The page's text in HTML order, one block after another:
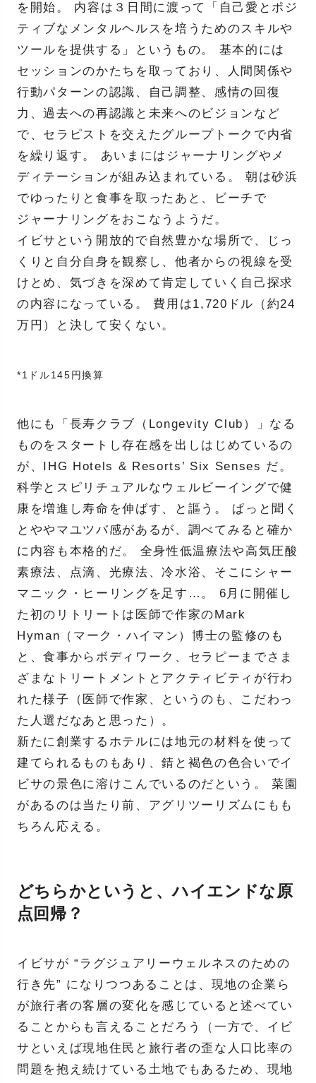
を開始。 内容は３日間に渡って「自己愛とポジ
ティブなメンタルヘルスを培うためのスキルや
ツールを提供する」というもの。 基本的には
セッションのかたちを取っており、人間関係や
行動パターンの認識、自己調整、感情の回復
力、過去への再認識と未来へのビジョンなど
で、セラピストを交えたグループトークで内省
を繰り返す。 あいまにはジャーナリングやメ
ディテーションが組み込まれている。 朝は砂浜
でゆったりと食事を取ったあと、ビーチで
ジャーナリングをおこなうようだ。
イビサという開放的で自然豊かな場所で、じっ
くりと自分自身を観察し、他者からの視線を受
けとめ、気づきを深めて肯定していく自己探求
の内容になっている。 費用は1,720ドル（約24
万円）と決して安くない。
*1ドル145円換算
他にも「長寿クラブ（Longevity Club）」なる
ものをスタートし存在感を出しはじめているの
が、IHG Hotels & Resorts’ Six Senses だ。
科学とスピリチュアルなウェルビーイングで健
康を増進し寿命を伸ばす、と謳う。 ぱっと聞く
とややマユツバ感があるが、調べてみると確か
に内容も本格的だ。 全身性低温療法や高気圧酸
素療法、点滴、光療法、冷水浴、そこにシャー
マニック・ヒーリングを足す…。 6月に開催し
た初のリトリートは医師で作家のMark
Hyman（マーク・ハイマン）博士の監修のも
と、食事からボディワーク、セラピーまでさま
ざまなトリートメントとアクティビティが行わ
れた様子（医師で作家、というのも、こだわっ
た人選だなあと思った）。
新たに創業するホテルには地元の材料を使って
建てられるものもあり、錆と褐色の色合いでイ
ビサの景色に溶けこんでいるのだという。 菜園
があるのは当たり前、アグリツーリズムにもも
ちろん応える。
どちらかというと、ハイエンドな原
点回帰？
イビサが “ラグジュアリーウェルネスのための
行き先” になりつつあることは、現地の企業ら
が旅行者の客層の変化を感じていると述べてい
ることからも言えることだろう（一方で、イビ
サといえば現地住民と旅行者の歪な人口比率の
問題を抱え続けている土地でもあるため、現地